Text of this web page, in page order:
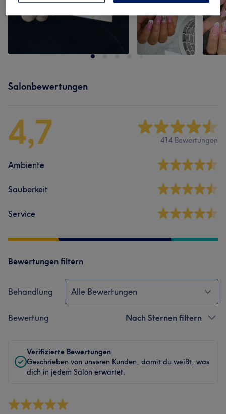
Salonbewertungen
4,7 414 Bewertungen
Ambiente
Sauberkeit
Service
Bewertungen filtern
Behandlung Alle Bewertungen
Bewertung Nach Sternen filtern
Verifizierte Bewertungen
Geschrieben von unseren Kunden, damit du weißt, was
dich in jedem Salon erwartet.